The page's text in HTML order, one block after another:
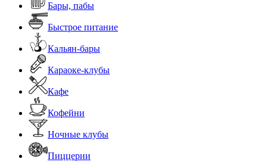
Бары, пабы
Быстрое питание
Кальян-бары
Караоке-клубы
Кафе
Кофейни
Ночные клубы
Пиццерии